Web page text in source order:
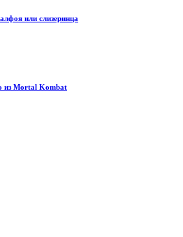
или слизеринца
из Mortal Kombat